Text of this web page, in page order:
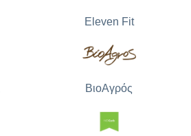
Eleven Fit
ΒιοΑγρός